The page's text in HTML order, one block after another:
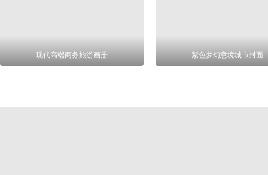
现代高端商务旅游画册 紫色梦幻意境城市封面